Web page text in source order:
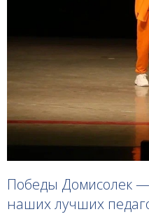
Победы Домисолек —
наших лучших